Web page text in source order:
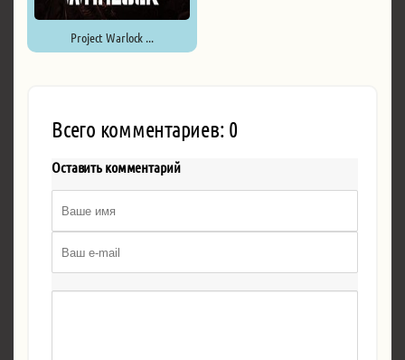
Project Warlock ...
Всего комментариев: 0
Оставить комментарий